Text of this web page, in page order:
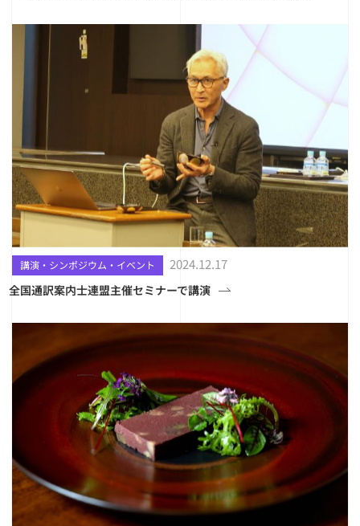
講演・シンポジウム・イベント 2024.12.17
全国通訳案内士連盟主催セミナーで講演